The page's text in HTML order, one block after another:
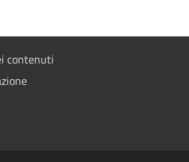
contenuti